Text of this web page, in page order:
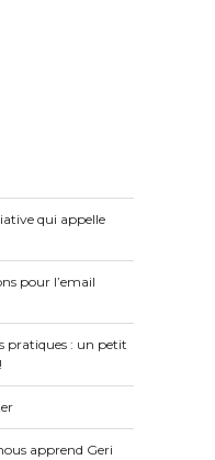
qui appelle
pour l’email
pratiques : un petit
apprend Geri